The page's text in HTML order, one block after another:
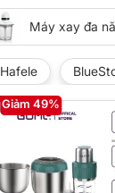
Máy xay đa
Hafele
Giảm 49%